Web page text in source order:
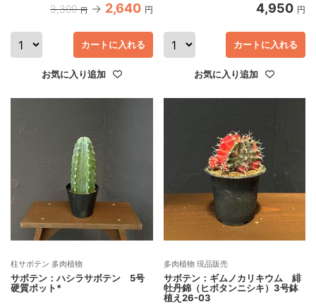
3,300 円 2,640 円
カートに入れる
お気に入り追加
4,950 円
カートに入れる
お気に入り追加
柱サボテン 多肉植物
サボテン：ハシラサボテン 5号
硬質ポット*
多肉植物 現品販売
サボテン：ギムノカリキウム 緋
牡丹錦（ヒボタンニシキ）3号鉢
植え26-03